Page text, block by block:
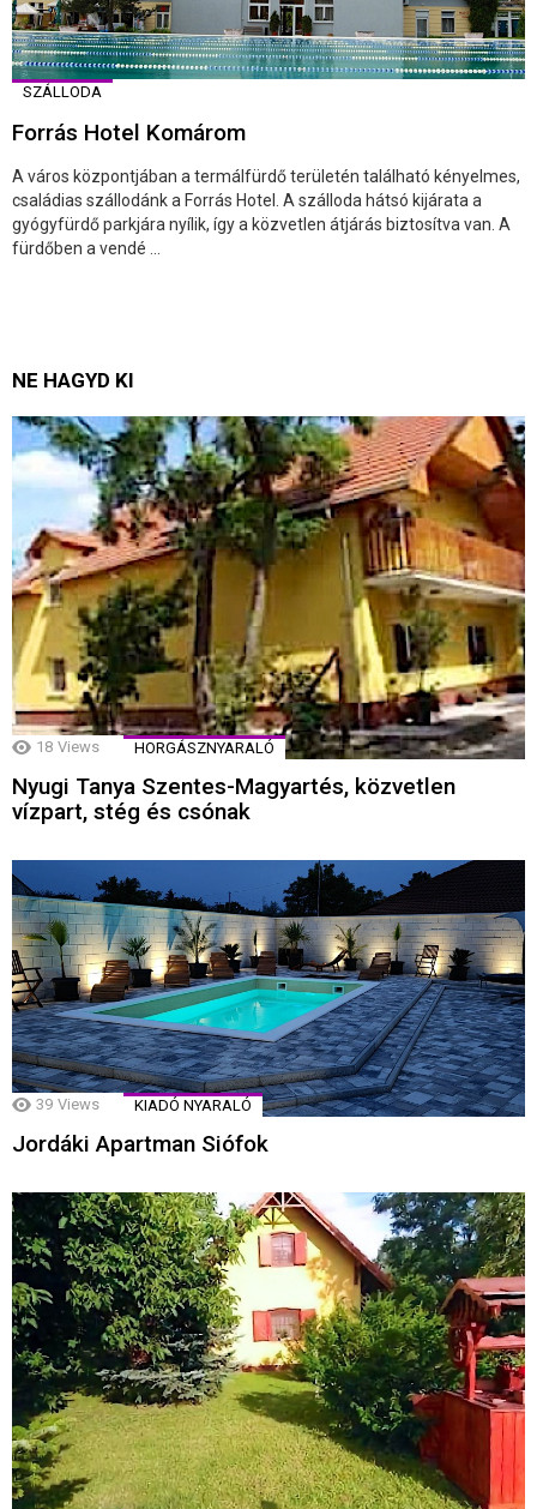
SZÁLLODA
Forrás Hotel Komárom
A város központjában a termálfürdő területén található kényelmes,
családias szállodánk a Forrás Hotel. A szálloda hátsó kijárata a
gyógyfürdő parkjára nyílik, így a közvetlen átjárás biztosítva van. A
fürdőben a vendé ...
NE HAGYD KI
18 Views HORGÁSZNYARALÓ
Nyugi Tanya Szentes-Magyartés, közvetlen
vízpart, stég és csónak
39 Views KIADÓ NYARALÓ
Jordáki Apartman Siófok